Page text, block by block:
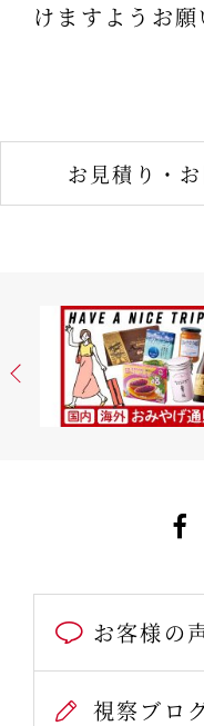
けますようお願
お見積り・
お客様の
視察ブロ